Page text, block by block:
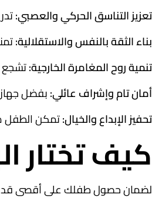
تعزيز التناسق الحركي والعصبي:
بناء الثقة بالنفس والاستقلالية:
تنمية روح المغامرة الخارجية:تشجع
أمان تام وإشراف عائلي:بفضل
تحفيز الإبداع والخيال:تمكن الطفل
كيف تختار
لضمان حصول طفلك على أقصى